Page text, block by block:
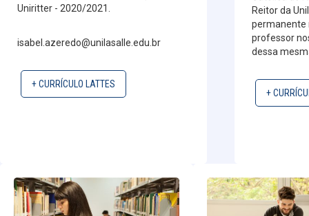
Uniritter - 2020/2021.
isabel.azeredo@unilasalle.edu.br
+ CURRÍCULO LATTES
Reitor da
permanente
professor
dessa
+